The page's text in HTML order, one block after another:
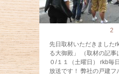
2
先日取材いただきました
る大御殿」 （取材の記事
０/１１（土曜日） rkb毎
放送です！ 弊社の戸建フ